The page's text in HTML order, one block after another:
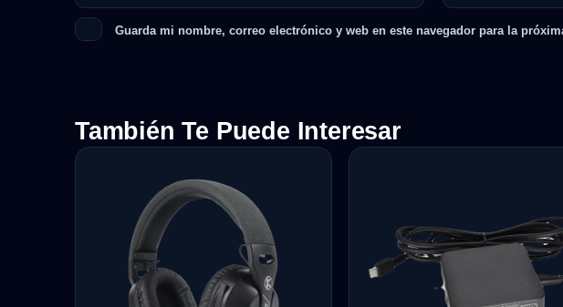
Guarda mi nombre, correo electrónico y web en este navegador para la
También Te Puede Interesar